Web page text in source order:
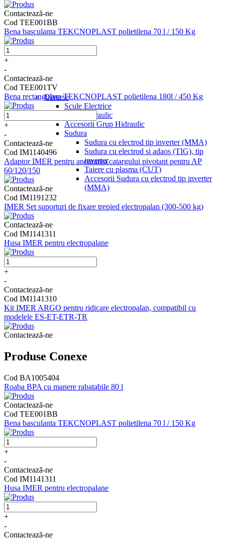
Diverse
Scule Electrice
Grup Hidraulic
Accesorii Grup Hidraulic
Sudura
Sudura cu electrod tip inverter (MMA)
Sudura cu electrod si adaos (TIG), tip
inverter
Taiere cu plasma (CUT)
Accesorii Sudura cu electrod tip inverter
(MMA)
Contactează-ne
Cod TEE001BB
Bena basculanta TEKCNOPLAST polietilena 70 l / 150 Kg
+
-
Contactează-ne
Cod TEE001TV
Bena rectangulara TEKCNOPLAST polietilena 180l / 450 Kg
+
-
Contactează-ne
Cod IM1140496
Adaptor IMER pentru ancorarea catargului pivotant pentru AP
60/120/150
Contactează-ne
Cod IM1191232
IMER Set suporturi de fixare trepied electropalan (300-500 kg)
Contactează-ne
Cod IM1141311
Husa IMER pentru electropalane
+
-
Contactează-ne
Cod IM1141310
Kit IMER ARGO pentru ridicare electropalan, compatibil cu
modelele ES-ET-ETR-TR
Contactează-ne
Produse Conexe
Cod BA1005404
Roaba BPA cu manere rabatabile 80 l
Contactează-ne
Cod TEE001BB
Bena basculanta TEKCNOPLAST polietilena 70 l / 150 Kg
+
-
Contactează-ne
Cod IM1141311
Husa IMER pentru electropalane
+
-
Contactează-ne